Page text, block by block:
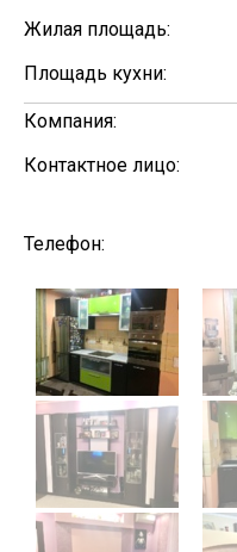
Жилая площадь:
Площадь кухни:
Компания:
Контактное лицо:
Телефон: